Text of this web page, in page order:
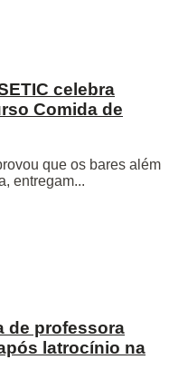
celebra
Comida de
que os bares além
entregam...
de professora
latrocínio na